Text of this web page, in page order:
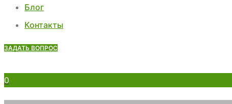
Блог
Контакты
ЗАДАТЬ ВОПРОС
0